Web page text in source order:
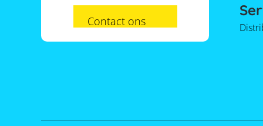
Contact ons